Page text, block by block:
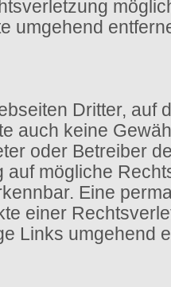
umgehend
Dritter, auf
auch keine
oder Betreiber
mögliche
Eine
einer
Links umgehend